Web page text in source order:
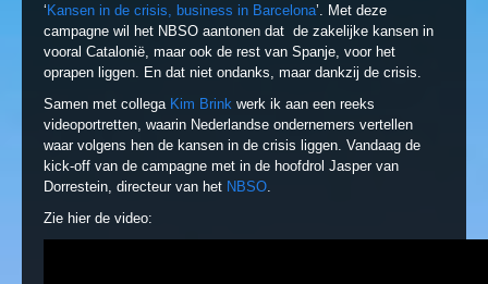
‘ Kansen in de crisis, business in Barcelona’. Met deze
campagne wil het NBSO aantonen dat de zakelijke kansen in
vooral Catalonië, maar ook de rest van Spanje, voor het
oprapen liggen. En dat niet ondanks, maar dankzij de crisis.
Samen met collega Kim Brink werk ik aan een reeks
videoportretten, waarin Nederlandse ondernemers vertellen
waar volgens hen de kansen in de crisis liggen. Vandaag de
kick-off van de campagne met in de hoofdrol Jasper van
Dorrestein, directeur van het NBSO
Zie hier de video: